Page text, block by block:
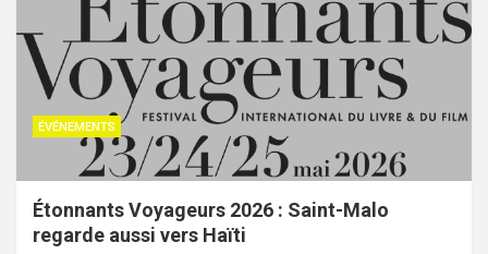
ÉVÉNEMENTS
Étonnants Voyageurs 2026 : Saint-Malo
regarde aussi vers Haïti